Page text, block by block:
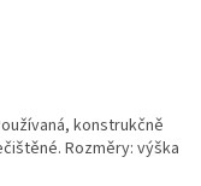
konstrukčně
Rozměry: výška